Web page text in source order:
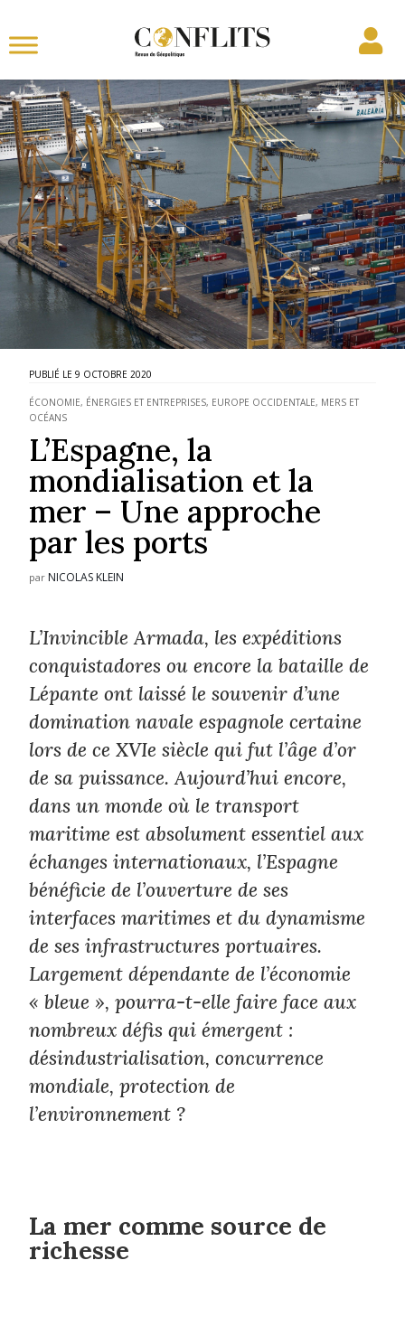
9 OCTOBRE 2020
ÉCONOMIE, ÉNERGIES ET ENTREPRISES, EUROPE OCCIDENTALE, MERS ET
OCÉANS
L’Espagne, la
mondialisation et la
mer – Une approche
par les ports
par NICOLAS KLEIN
L’Invincible Armada, les expéditions
conquistadores ou encore la bataille de
Lépante ont laissé le souvenir d’une
domination navale espagnole certaine
lors de ce XVIe siècle qui fut l’âge d’or
de sa puissance. Aujourd’hui encore,
dans un monde où le transport
maritime est absolument essentiel aux
échanges internationaux, l’Espagne
bénéficie de l’ouverture de ses
interfaces maritimes et du dynamisme
de ses infrastructures portuaires.
Largement dépendante de l’économie
« bleue », pourra-t-elle faire face aux
nombreux défis qui émergent :
désindustrialisation, concurrence
mondiale, protection de
l’environnement ?
La mer comme source de
richesse